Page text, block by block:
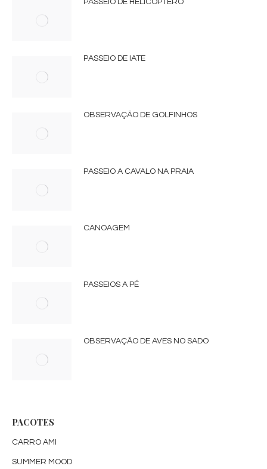
PASSEIO DE HELICÓPTERO
PASSEIO DE IATE
OBSERVAÇÃO DE GOLFINHOS
PASSEIO A CAVALO NA PRAIA
CANOAGEM
PASSEIOS A PÉ
OBSERVAÇÃO DE AVES NO SADO
PACOTES
CARRO AMI
SUMMER MOOD